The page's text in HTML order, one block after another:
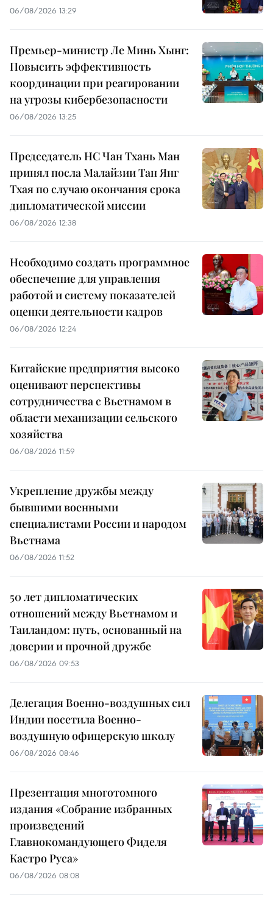
06/08/2026 13:29
Премьер-министр Ле Минь Хынг:
Повысить эффективность
координации при реагировании
на угрозы кибербезопасности
06/08/2026 13:25
Председатель НС Чан Тхань Ман
принял посла Малайзии Тан Янг
Тхая по случаю окончания срока
дипломатической миссии
06/08/2026 12:38
Необходимо создать программное
обеспечение для управления
работой и систему показателей
оценки деятельности кадров
06/08/2026 12:24
Китайские предприятия высоко
оценивают перспективы
сотрудничества с Вьетнамом в
области механизации сельского
хозяйства
06/08/2026 11:59
Укрепление дружбы между
бывшими военными
специалистами России и народом
Вьетнама
06/08/2026 11:52
50 лет дипломатических
отношений между Вьетнамом и
Таиландом: путь, основанный на
доверии и прочной дружбе
06/08/2026 09:53
Делегация Военно-воздушных сил
Индии посетила Военно-
воздушную офицерскую школу
06/08/2026 08:46
Презентация многотомного
издания «Собрание избранных
произведений
Главнокомандующего Фиделя
Кастро Руса»
06/08/2026 08:08